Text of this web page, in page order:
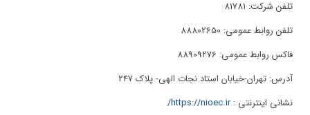
تلفن شرکت: 81781
تلفن روابط عمومی: 88802650
فاکس روابط عمومی: 88909276
آدرس: تهران-خیابان استاد نجات الهی- پلاک 247
نشانی اینترنتی :https://nioec.ir/